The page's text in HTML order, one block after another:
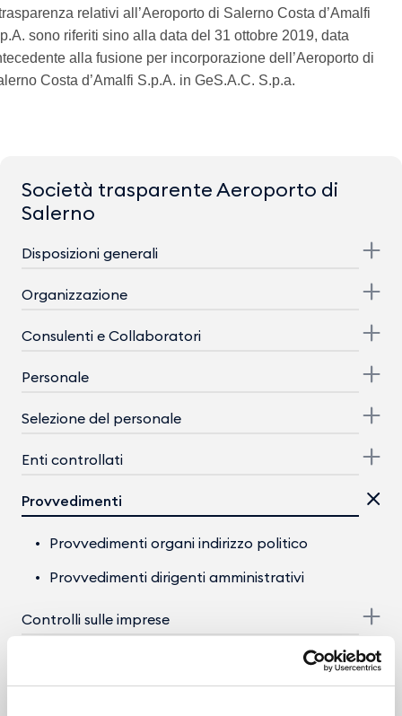
relativi all’Aeroporto di Salerno Costa d’Amalfi
sono riferiti sino alla data del 31 ottobre 2019, data
alla fusione per incorporazione dell’Aeroporto di
Costa d’Amalfi S.p.A. in GeS.A.C. S.p.a.
Società trasparente Aeroporto di
Salerno
Disposizioni generali
Organizzazione
Consulenti e Collaboratori
Personale
Selezione del personale
Enti controllati
Provvedimenti
Provvedimenti organi indirizzo politico
Provvedimenti dirigenti amministrativi
Controlli sulle imprese